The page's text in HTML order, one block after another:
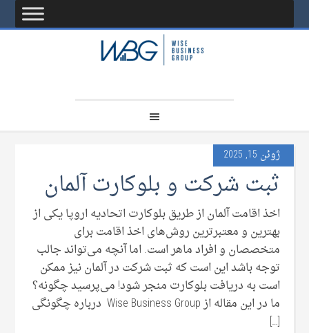
ژوئن 15, 2025
ثبت شرکت و بلوکارت آلمان
اخذ اقامت آلمان از طریق بلوکارت اتحادیه اروپا یکی از
بهترین و معتبرترین روش‌های اخذ اقامت برای
متخصصان و افراد ماهر است. اما آنچه می‌تواند جالب
توجه باشد این است که ثبت شرکت در آلمان نیز ممکن
است به دریافت بلوکارت منجر شود! می‌پرسید چگونه؟
ما در این مقاله از Wise Business Group درباره چگونگی
[…]